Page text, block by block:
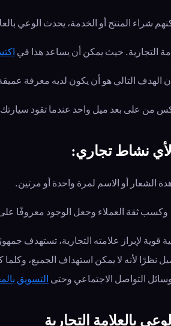
شراء المنتج أو الخدمة، يحدث الوعي
التجارية. حيث يمكن أن يساعد هذا في
التالي هو أن يكون لديه معرفة عميقة
من على بعد ميل واحد عندما تقود
لأي نشاط تجاري:
الشعار أو الاسم لمرة واحدة أو مرتين.
ثقة العملاء وجعل الوجود معروفًا
قوية لإبراز علامته التجارية، تستهدف
لأنه لا يمكن استهداف الجميع،
التواصل الاجتماعي وحتى التسويق
بالعلامة التجارية